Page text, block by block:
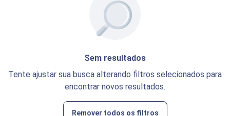
Sem resultados
Tente ajustar sua busca alterando filtros selecionados para
encontrar novos resultados.
Remover todos os filtros